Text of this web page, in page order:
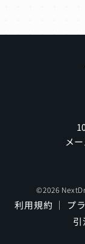
メ
©2026
利用規約 ｜ プ